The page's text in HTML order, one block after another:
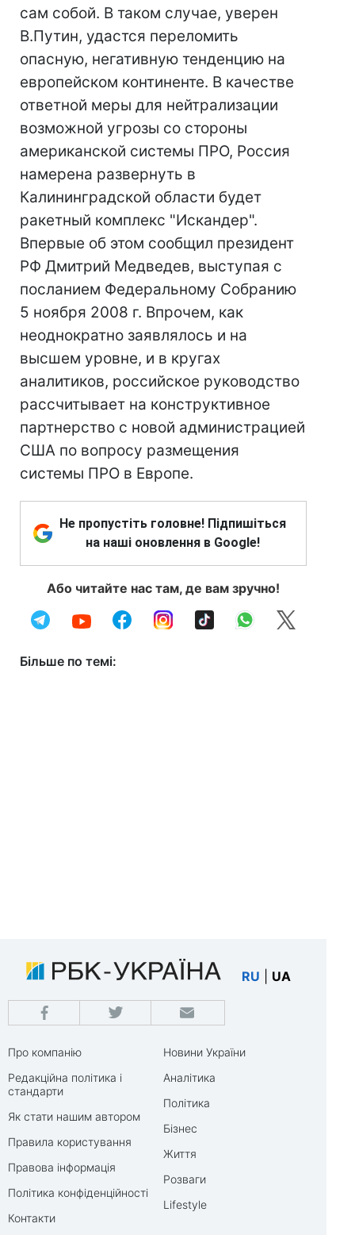
сам собой. В таком случае, уверен
В.Путин, удастся переломить
опасную, негативную тенденцию на
европейском континенте. В качестве
ответной меры для нейтрализации
возможной угрозы со стороны
американской системы ПРО, Россия
намерена развернуть в
Калининградской области будет
ракетный комплекс "Искандер".
Впервые об этом сообщил президент
РФ Дмитрий Медведев, выступая с
посланием Федеральному Собранию
5 ноября 2008 г. Впрочем, как
неоднократно заявлялось и на
высшем уровне, и в кругах
аналитиков, российское руководство
рассчитывает на конструктивное
партнерство с новой администрацией
США по вопросу размещения
системы ПРО в Европе.
Не пропустіть головне! Підпишіться
на наші оновлення в Google!
Або читайте нас там, де вам зручно!
Більше по темі:
RU UA
Про компанію
Редакційна політика і
стандарти
Як стати нашим автором
Правила користування
Правова інформація
Політика конфіденційності
Контакти
Новини України
Аналітика
Політика
Бізнес
Життя
Розваги
Lifestyle